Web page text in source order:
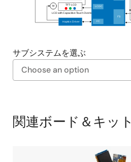
TFT-LCD
LCD with Capacitive Touch Overlay
M LCDC
I2C
I2S
Haptics Driver
サブシステムを選ぶ
board-
Diagram
関連ボード＆キット